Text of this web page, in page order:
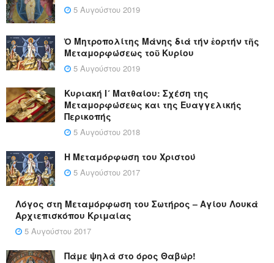
5 Αυγούστου 2019
Ὁ Μητροπολίτης Μάνης διά τήν ἑορτήν τῆς
Μεταμορφώσεως τοῦ Κυρίου
5 Αυγούστου 2019
Κυριακή Ι´ Ματθαίου: Σχέση της
Μεταμορφώσεως και της Ευαγγελικής
Περικοπής
5 Αυγούστου 2018
Η Μεταμόρφωση του Χριστού
5 Αυγούστου 2017
Λόγος στη Μεταμόρφωση του Σωτήρος – Αγίου Λουκά
Αρχιεπισκόπου Κριμαίας
5 Αυγούστου 2017
Πάμε ψηλά στο όρος Θαβώρ!